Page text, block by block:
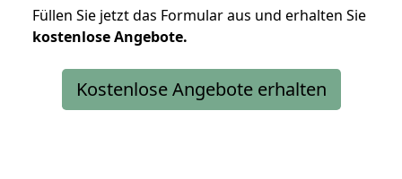
Füllen Sie jetzt das Formular aus und erhalten Sie
kostenloseAngebote.
Kostenlose Angebote erhalten